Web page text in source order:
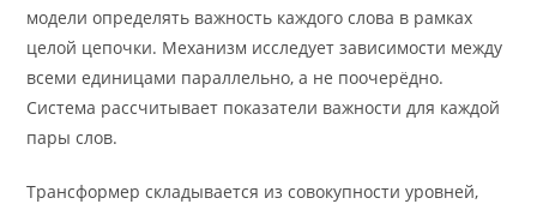
модели определять важность каждого слова в рамках
целой цепочки. Механизм исследует зависимости между
всеми единицами параллельно, а не поочерёдно.
Система рассчитывает показатели важности для каждой
пары слов.
Трансформер складывается из совокупности уровней,